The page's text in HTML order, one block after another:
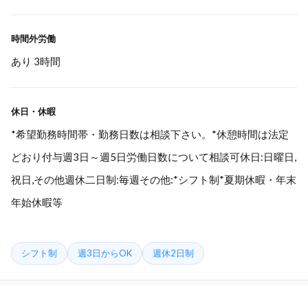
時間外労働
あり 3時間
休日・休暇
*希望勤務時間帯・勤務日数は相談下さい。*休憩時間は法定
どおり付与週3日～週5日労働日数について相談可休日:日曜日,
祝日,その他週休二日制:毎週その他:*シフト制*夏期休暇・年末
年始休暇等
シフト制 週3日からOK 週休2日制